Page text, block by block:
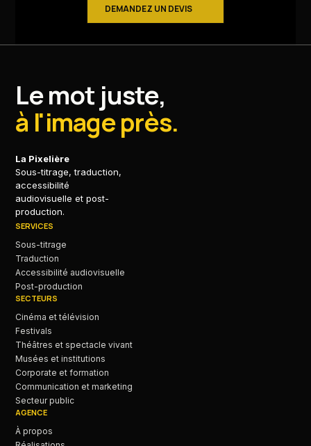
DEMANDEZ UN DEVIS
Le mot juste,
à l'image près.
La Pixelière
Sous-titrage, traduction,
accessibilité
audiovisuelle et post-
production.
SERVICES
Sous-titrage
Traduction
Accessibilité audiovisuelle
Post-production
SECTEURS
Cinéma et télévision
Festivals
Théâtres et spectacle vivant
Musées et institutions
Corporate et formation
Communication et marketing
Secteur public
AGENCE
À propos